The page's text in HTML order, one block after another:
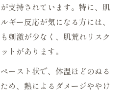
支持されています。特に、肌
ギー反応が気になる方には、
刺激が少なく、肌荒れリスク
トがあります。
ースト状で、体温ほどのぬる
め、熱によるダメージややけ